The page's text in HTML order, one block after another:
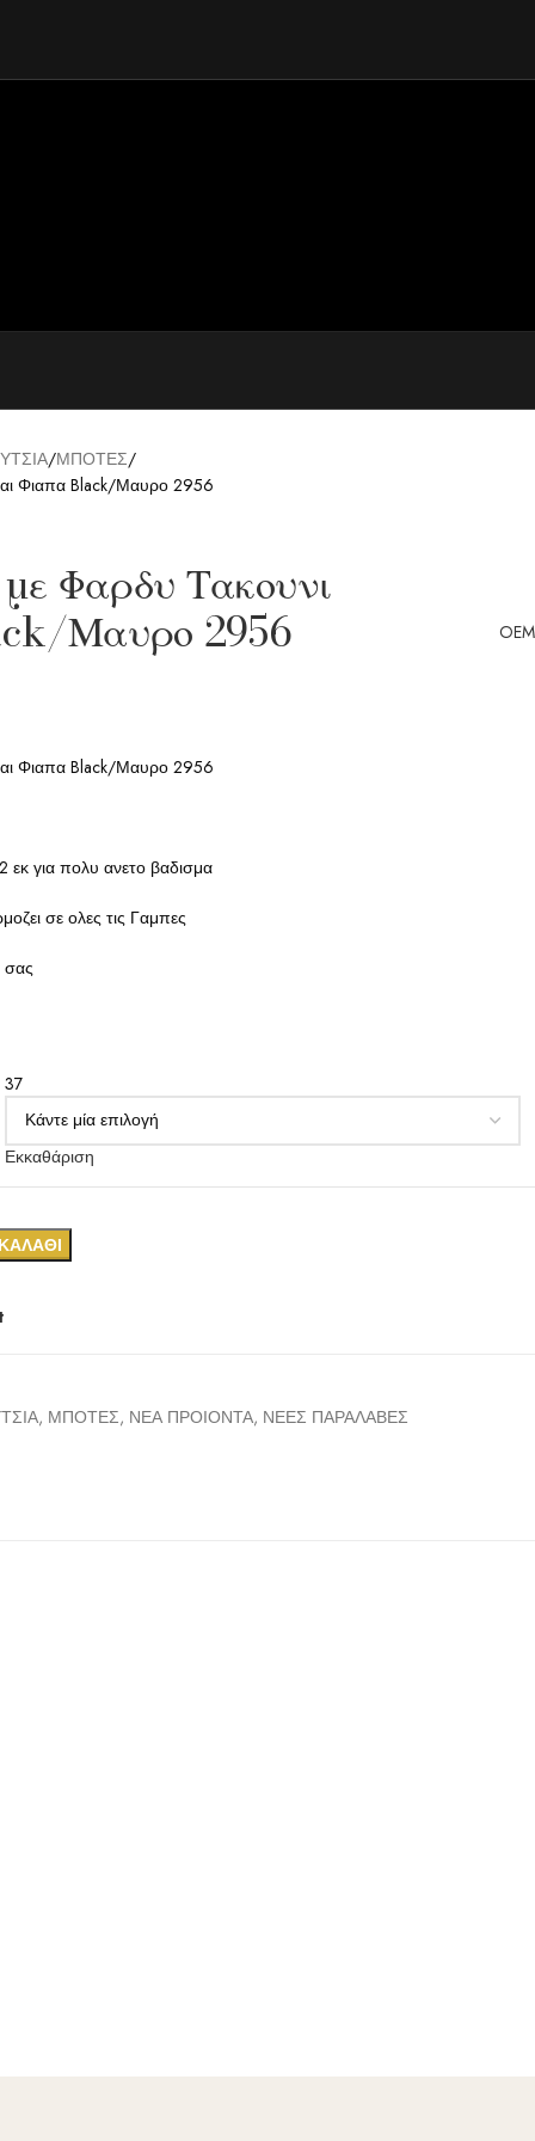
ΜΠΟΤΕΣ
Φιαπα Black/Μαυρο 2956
Φαρδυ Τακουνι
Μαυρο 2956 OEM
Φιαπα Black/Μαυρο 2956
εκ για πολυ ανετο βαδισμα
σε ολες τις Γαμπες
σας
37
Εκκαθάριση
, ΜΠΟΤΕΣ, ΝΕΑ ΠΡΟΙΟΝΤΑ, ΝΕΕΣ ΠΑΡΑΛΑΒΕΣ